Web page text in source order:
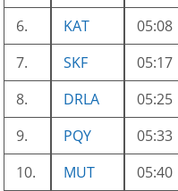
6.
KAT 05:08
7.
SKF 05:17
8.
DRLA 05:25
9.
PQY 05:33
10.
MUT 05:40